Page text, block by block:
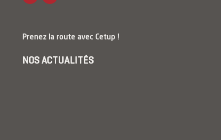
Prenez la route avec Cetup !
NOS ACTUALITÉS